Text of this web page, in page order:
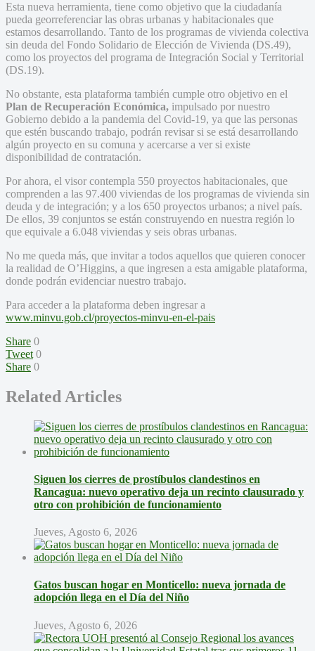
Esta nueva herramienta, tiene como objetivo que la ciudadanía
pueda georreferenciar las obras urbanas y habitacionales que
estamos desarrollando. Tanto de los programas de vivienda colectiva
sin deuda del Fondo Solidario de Elección de Vivienda (DS.49),
como los proyectos del programa de Integración Social y Territorial
(DS.19).
No obstante, esta plataforma también cumple otro objetivo en el
Plan de Recuperación Económica, impulsado por nuestro
Gobierno debido a la pandemia del Covid-19, ya que las personas
que estén buscando trabajo, podrán revisar si se está desarrollando
algún proyecto en su comuna y acercarse a ver si existe
disponibilidad de contratación.
Por ahora, el visor contempla 550 proyectos habitacionales, que
comprenden a las 97.400 viviendas de los programas de vivienda sin
deuda y de integración; y a los 650 proyectos urbanos; a nivel país.
De ellos, 39 conjuntos se están construyendo en nuestra región lo
que equivale a 6.048 viviendas y seis obras urbanas.
No me queda más, que invitar a todos aquellos que quieren conocer
la realidad de O’Higgins, a que ingresen a esta amigable plataforma,
donde podrán evidenciar nuestro trabajo.
Para acceder a la plataforma deben ingresar a
www.minvu.gob.cl/proyectos-minvu-en-el-pais
Share 0
Tweet 0
Share 0
Related Articles
Siguen los cierres de prostíbulos clandestinos en
Rancagua: nuevo operativo deja un recinto clausurado y
otro con prohibición de funcionamiento
Jueves, Agosto 6, 2026
Gatos buscan hogar en Monticello: nueva jornada de
adopción llega en el Día del Niño
Jueves, Agosto 6, 2026